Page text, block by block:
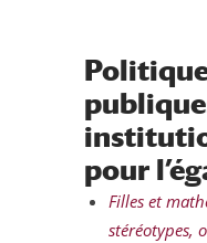
pour
Filles et
stéréotypes,